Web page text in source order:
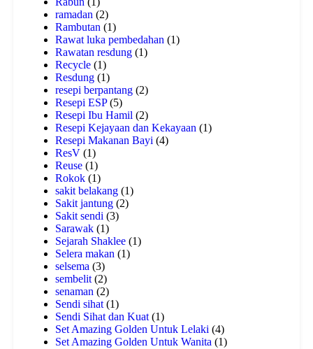
ramadan (2)
Rambutan (1)
Rawat luka pembedahan (1)
Rawatan resdung (1)
Recycle (1)
Resdung (1)
resepi berpantang (2)
Resepi ESP(5)
Resepi Ibu Hamil (2)
Resepi Kejayaan dan Kekayaan (1)
Resepi Makanan Bayi (4)
ResV (1)
Reuse (1)
Rokok (1)
sakit belakang (1)
Sakit jantung (2)
Sakit sendi (3)
Sarawak (1)
Sejarah Shaklee (1)
Selera makan (1)
selsema (3)
sembelit (2)
senaman (2)
Sendi sihat (1)
Sendi Sihat dan Kuat (1)
Set Amazing Golden Untuk Lelaki (4)
Set Amazing Golden Untuk Wanita (1)